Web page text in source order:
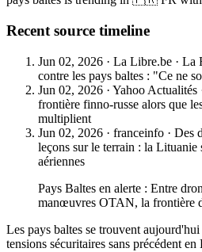
Recent source timeline
Jun 02, 2026 · La Libre.be · La
contre les pays baltes : "Ce ne
Jun 02, 2026 · Yahoo Actualités
frontière finno-russe alors que
multiplient
Jun 02, 2026 · franceinfo · Des
leçons sur le terrain : la Lituanie
aériennes
Pays Baltes en alerte : Entre
manœuvres OTAN, la frontière
Les pays baltes se trouvent
tensions sécuritaires sans précédent